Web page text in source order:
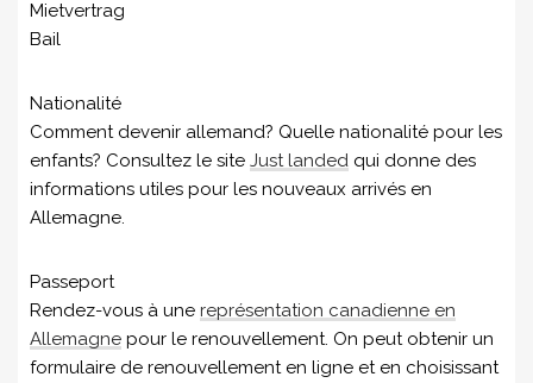
Mietvertrag
Bail
Nationalité
Comment devenir allemand? Quelle nationalité pour les
enfants? Consultez le site Just landed qui donne des
informations utiles pour les nouveaux arrivés en
Allemagne.
Passeport
Rendez-vous à une représentation canadienne en
Allemagne pour le renouvellement. On peut obtenir un
formulaire de renouvellement en ligne et en choisissant